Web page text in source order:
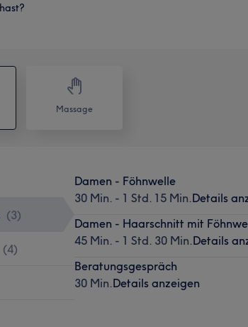
Massage
(3)
(4)
Damen - Föhnwelle
30 Min. - 1 Std. 15 Min.Details
Damen - Haarschnitt mit
45 Min. - 1 Std. 30 Min.Details
Beratungsgespräch
30 Min.Details anzeigen